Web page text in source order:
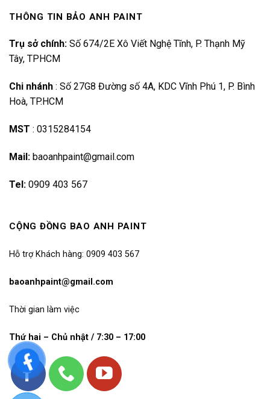
THÔNG TIN BẢO ANH PAINT
Trụ sở chính: Số 674/2E Xô Viết Nghệ Tĩnh, P. Thạnh Mỹ
Tây, TPHCM
Chi nhánh : Số 27G8 Đường số 4A, KDC Vĩnh Phú 1, P. Bình
Hoà, TP.HCM
MST : 0315284154
Mail: baoanhpaint@gmail.com
Tel: 0909 403 567
CỘNG ĐỒNG BAO ANH PAINT
Hỗ trợ Khách hàng: 0909 403 567
baoanhpaint@gmail.com
Thời gian làm việc
Thứ hai – Chủ nhật / 7:30 – 17:00